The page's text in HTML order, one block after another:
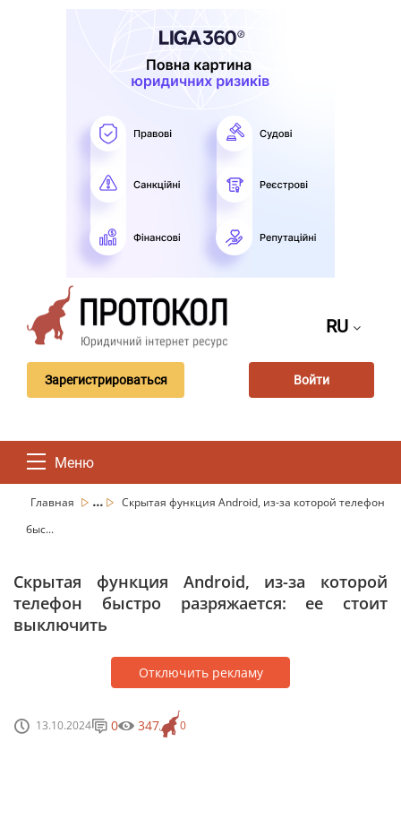
RU
Зарегистрироваться Войти
Меню
Главная ...
Скрытая функция Android, из-за которой телефон
быс...
Скрытая функция Android, из-за которой
телефон быстро разряжается: ее стоит
выключить
Отключить рекламу
13.10.2024 0
0 347